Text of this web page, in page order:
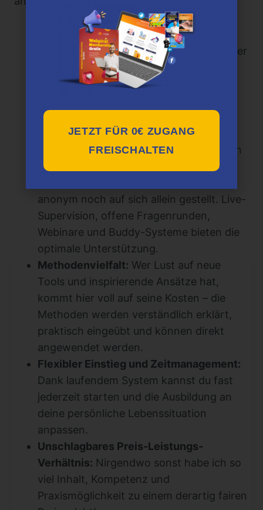
Extreme Praxisnähe:Viele klassische
Ausbildungen sind sehr theorielastig – hier
wird tatsächlich geübt, reflektiert und
gehandelt.
entspannt und effizient online statt, die
Technik läuft rund, die Plattform ist
übersichtlich und die Aufzeichnungen ein
riesiger Mehrwert.
anonym noch auf sich allein gestellt. Live-
Supervision, offene Fragenrunden,
Webinare und Buddy-Systeme bieten die
optimale Unterstützung.
Methodenvielfalt: Wer Lust auf neue
Tools und inspirierende Ansätze hat,
kommt hier voll auf seine Kosten – die
Methoden werden verständlich erklärt,
praktisch eingeübt und können direkt
angewendet werden.
Flexibler Einstieg und Zeitmanagement:
Dank laufendem System kannst du fast
jederzeit starten und die Ausbildung an
deine persönliche Lebenssituation
anpassen.
Unschlagbares Preis-Leistungs-
Verhältnis: Nirgendwo sonst habe ich so
viel Inhalt, Kompetenz und
Praxismöglichkeit zu einem derartig fairen
JETZT FÜR 0€ ZUGANG
FREISCHALTEN